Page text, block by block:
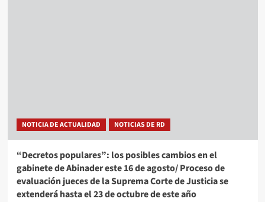
NOTICIA DE ACTUALIDAD NOTICIAS DE RD
“Decretos populares”: los posibles cambios en el
gabinete de Abinader este 16 de agosto/ Proceso de
evaluación jueces de la Suprema Corte de Justicia se
extenderá hasta el 23 de octubre de este año